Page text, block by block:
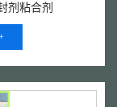
剂粘合剂